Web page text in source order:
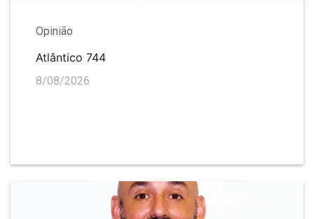
Opinião
Atlântico 744
8/08/2026